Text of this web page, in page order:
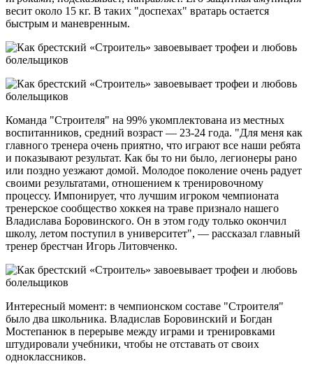
весит около 15 кг. В таких "доспехах" вратарь остается
быстрым и маневренным.
Команда "Строителя" на 99% укомплектована из местных
воспитанников, средний возраст — 23-24 года. "Для меня как
главного тренера очень приятно, что играют все наши ребята
и показывают результат. Как бы то ни было, легионеры рано
или поздно уезжают домой. Молодое поколение очень радует
своими результатами, отношением к тренировочному
процессу. Импонирует, что лучшим игроком чемпионата
тренерское сообщество хоккея на траве признало нашего
Владислава Боровинского. Он в этом году только окончил
школу, летом поступил в университет", — рассказал главный
тренер брестчан Игорь Литовченко.
Интересный момент: в чемпионском составе "Строителя"
было два школьника. Владислав Боровинский и Богдан
Мостепанюк в перерыве между играми и тренировками
штудировали учебники, чтобы не отставать от своих
одноклассников.